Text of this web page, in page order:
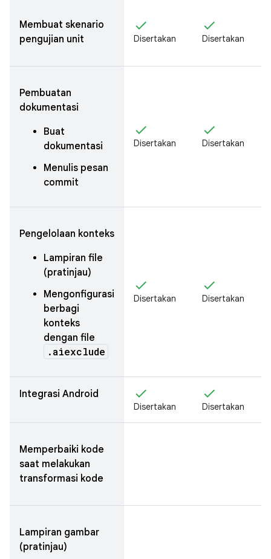
Membuat skenario
pengujian unit
check
Disertakan
check
Disertakan
Pembuatan
dokumentasi
Buat
dokumentasi
Menulis pesan
commit
check
Disertakan
check
Disertakan
Pengelolaan konteks
Lampiran file
(pratinjau)
Mengonfigurasi
berbagi
konteks
dengan file
.aiexclude
check
Disertakan
check
Disertakan
Integrasi Android check
Disertakan
check
Disertakan
Memperbaiki kode
saat melakukan
transformasi kode
Lampiran gambar
(pratinjau)